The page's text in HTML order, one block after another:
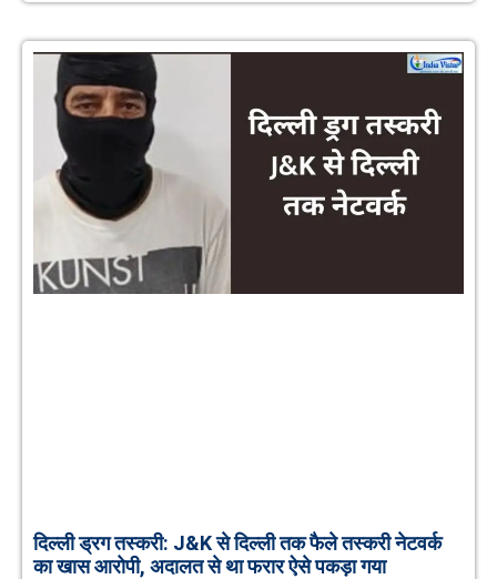
दिल्ली ड्रग तस्करी: J&K से दिल्ली तक फैले तस्करी नेटवर्क
का खास आरोपी, अदालत से था फरार ऐसे पकड़ा गया